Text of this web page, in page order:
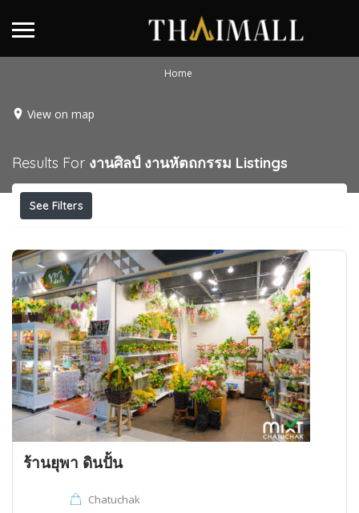
Home
View on map
Results For งานศิลป์ งานหัตถกรรม Listings
See Filters
ร้านยุพา ดินปั้น
Chatuchak